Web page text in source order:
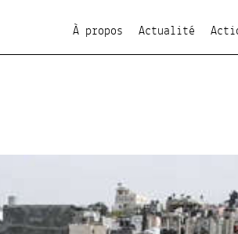
À propos Actualité